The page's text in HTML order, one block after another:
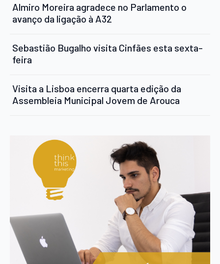
Almiro Moreira agradece no Parlamento o
avanço da ligação à A32
Sebastião Bugalho visita Cinfães esta sexta-
feira
Visita a Lisboa encerra quarta edição da
Assembleia Municipal Jovem de Arouca